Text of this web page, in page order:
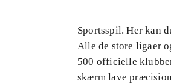
Sportsspil. Her kan
Alle de store ligaer
500 officielle
skærm lave